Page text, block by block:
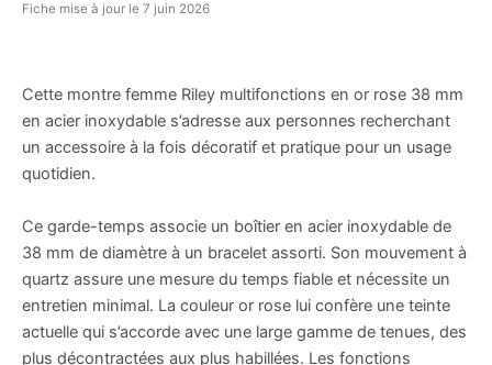
Fiche mise à jour le 7 juin 2026
Cette montre femme Riley multifonctions en or rose 38 mm
en acier inoxydable s’adresse aux personnes recherchant
un accessoire à la fois décoratif et pratique pour un usage
quotidien.
Ce garde-temps associe un boîtier en acier inoxydable de
38 mm de diamètre à un bracelet assorti. Son mouvement à
quartz assure une mesure du temps fiable et nécessite un
entretien minimal. La couleur or rose lui confère une teinte
actuelle qui s’accorde avec une large gamme de tenues, des
plus décontractées aux plus habillées. Les fonctions